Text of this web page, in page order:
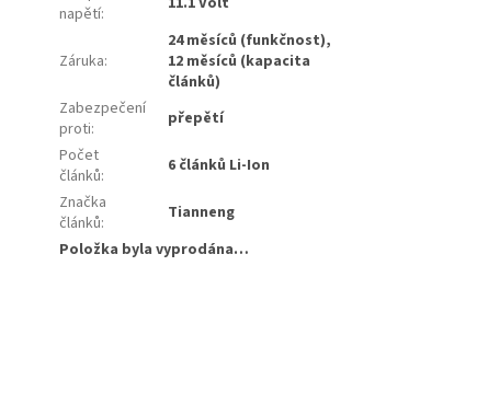
napětí:
Záruka:
24 měsíců (funkčnost),
12 měsíců (kapacita
článků)
Zabezpečení
proti:
přepětí
Počet
článků:
6 článků Li-Ion
Značka
článků:
Tianneng
Položka byla vyprodána…